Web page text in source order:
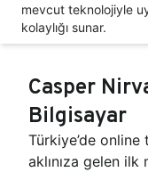
mevcut teknolojiyle
kolaylığı sunar.
Casper
Bilgisayar
Türkiye’de
aklınıza gelen